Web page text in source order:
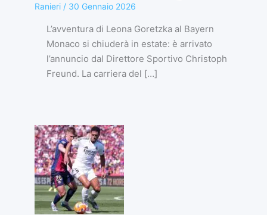
Ranieri / 30 Gennaio 2026
L’avventura di Leona Goretzka al Bayern
Monaco si chiuderà in estate: è arrivato
l’annuncio dal Direttore Sportivo Christoph
Freund. La carriera del […]